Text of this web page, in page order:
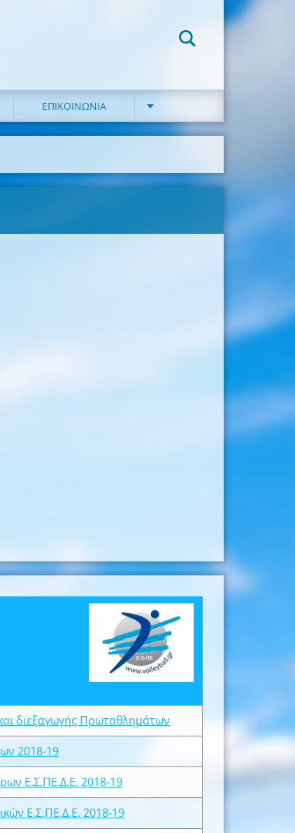
ΕΠΙΚΟΙΝΩΝΙΑ
διεξαγωγής Πρωταθλημάτων
2018-19
Ε.Σ.ΠΕ.Δ.Ε. 2018-19
Ε.Σ.ΠΕ.Δ.Ε. 2018-19